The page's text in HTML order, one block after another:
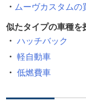
ムーヴカスタムの
似たタイプの車種を
ハッチバック
軽自動車
低燃費車